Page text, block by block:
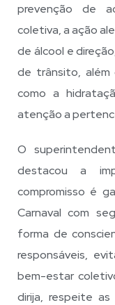
prevenção de
coletiva, a ação
de álcool e
de trânsito, além
como a
atenção a
O
destacou a
compromisso é
Carnaval com
forma de
responsáveis,
bem-estar
dirija, respeite